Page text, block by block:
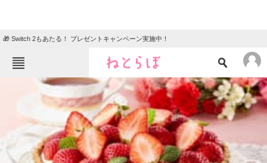
🎁 Switch 2もあたる！ プレゼントキャンペーン実施中！
ねとらぼメニュー
ニュース
エンタメ クイズ
地域